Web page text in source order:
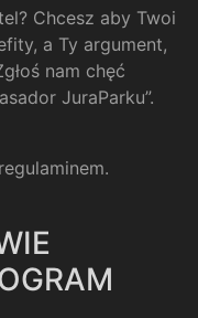
Chcesz aby Twoi
a Ty argument,
nam chęć
JuraParku”.
.